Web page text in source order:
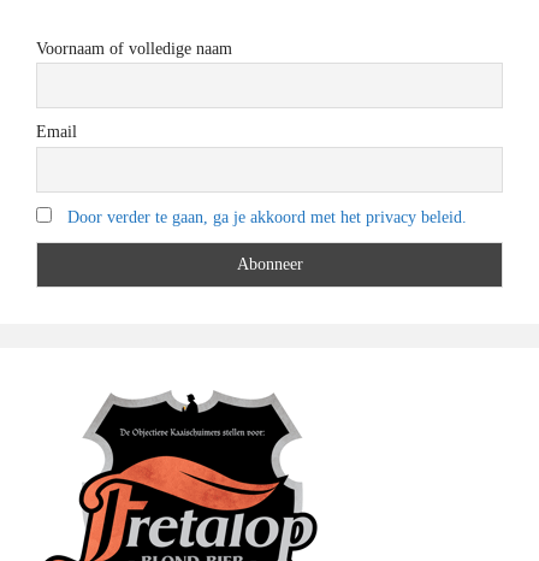
Voornaam of volledige naam
Email
Door verder te gaan, ga je akkoord met het privacy beleid.